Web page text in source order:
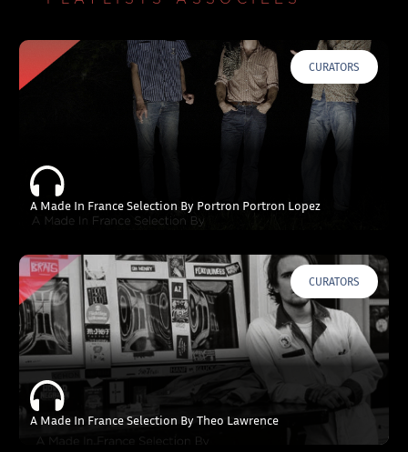
CURATORS
A Made In France Selection By Portron Portron Lopez
CURATORS
A Made In France Selection By Theo Lawrence